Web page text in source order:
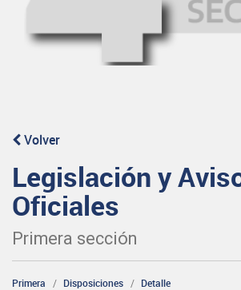
Volver
Legislación y
Oficiales
Primera sección
Primera Disposiciones Detalle